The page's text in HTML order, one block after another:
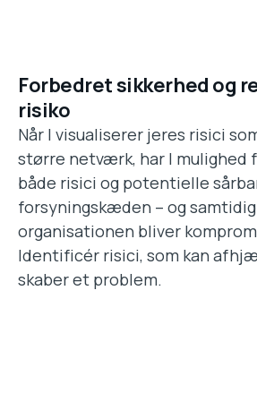
Forbedret sikkerhed og
risiko
Når I visualiserer jeres risici
større netværk, har I
både risici og potentielle
forsyningskæden – og
organisationen bliver
Identificér risici, som kan
skaber et problem.